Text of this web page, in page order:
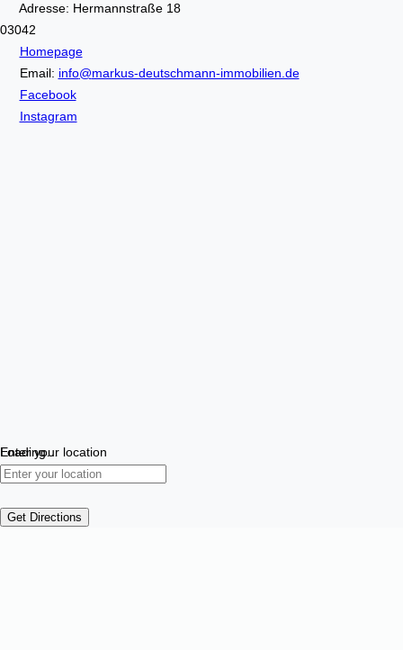
Adresse: Hermannstraße 18
03042
Homepage
Email: info@markus-deutschmann-immobilien.de
Facebook
Instagram
Loading…
Enter your location
Get Directions